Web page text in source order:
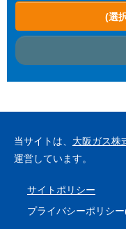
(選
当サイトは、 大阪ガス株
運営しています。
サイトポリシー
プライバシーポリシ